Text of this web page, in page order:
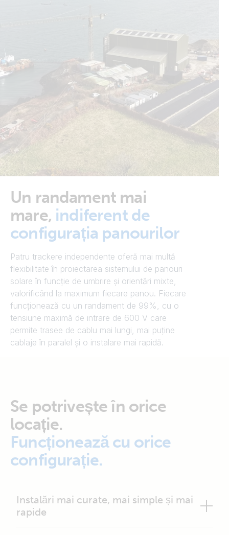
Un randament mai
mare, indiferent de
configurația panourilor
Patru trackere independente oferă mai multă
flexibilitate în proiectarea sistemului de panouri
solare în funcție de umbrire și orientări mixte,
valorificând la maximum fiecare panou. Fiecare
funcționează cu un randament de 99%, cu o
tensiune maximă de intrare de 600 V care
permite trasee de cablu mai lungi, mai puține
cablaje în paralel și o instalare mai rapidă.
Se potrivește în orice
locație.
Funcționează cu orice
configurație.
Instalări mai curate, mai simple și mai
rapide